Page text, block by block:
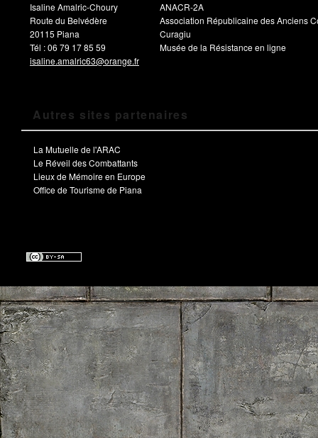
Isaline Amalric-Choury
Route du Belvédère
20115 Piana
Tél : 06 79 17 85 59
isaline.amalric63@orange.fr
ANACR-2A
Association Républicaine des Anciens
Curagiu
Musée de la Résistance en ligne
Autres sites partenaires
La Mutuelle de l'ARAC
Le Réveil des Combattants
Lieux de Mémoire en Europe
Office de Tourisme de Piana